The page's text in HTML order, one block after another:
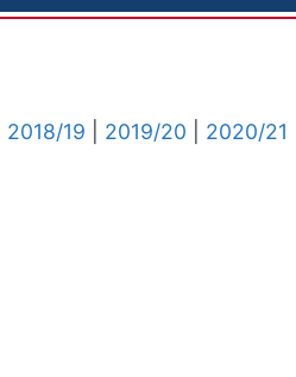
2018/19 2019/20
2020/21